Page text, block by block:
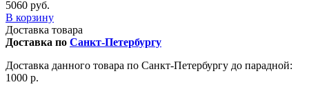
5060 руб.
В корзину
Доставка товара
Доставка по Санкт-Петербургу
Доставка данного товара по Санкт-Петербургу до парадной:
1000 р.